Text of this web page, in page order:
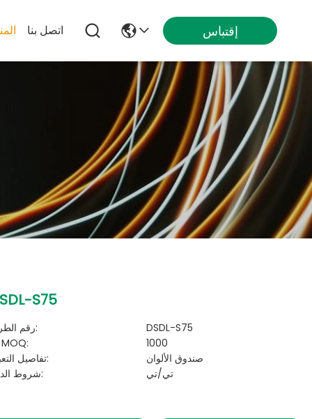
اتصل بنا إقتباس
S75
رقم الطراز:
DSDL-S75
الـ MOQ:
1000
تفاصيل التعبئة:
صندوق الألوان
شروط الدفع:
تي/تي